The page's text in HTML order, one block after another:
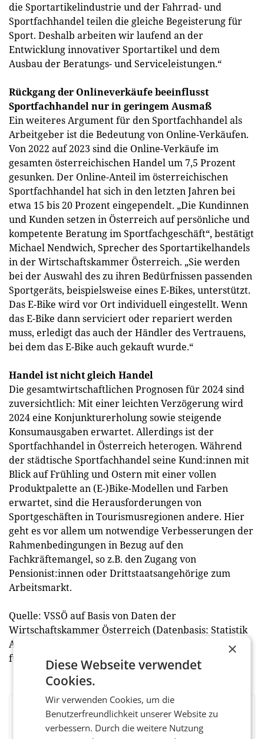
die Sportartikelindustrie und der Fahrrad- und
Sportfachhandel teilen die gleiche Begeisterung für
Sport. Deshalb arbeiten wir laufend an der
Entwicklung innovativer Sportartikel und dem
Ausbau der Beratungs- und Serviceleistungen.“
Rückgang der Onlineverkäufe beeinflusst
Sportfachhandel nur in geringem Ausmaß
Ein weiteres Argument für den Sportfachhandel als
Arbeitgeber ist die Bedeutung von Online-Verkäufen.
Von 2022 auf 2023 sind die Online-Verkäufe im
gesamten österreichischen Handel um 7,5 Prozent
gesunken. Der Online-Anteil im österreichischen
Sportfachhandel hat sich in den letzten Jahren bei
etwa 15 bis 20 Prozent eingependelt. „Die Kundinnen
und Kunden setzen in Österreich auf persönliche und
kompetente Beratung im Sportfachgeschäft“, bestätigt
Michael Nendwich, Sprecher des Sportartikelhandels
in der Wirtschaftskammer Österreich. „Sie werden
bei der Auswahl des zu ihren Bedürfnissen passenden
Sportgeräts, beispielsweise eines E-Bikes, unterstützt.
Das E-Bike wird vor Ort individuell eingestellt. Wenn
das E-Bike dann serviciert oder repariert werden
muss, erledigt das auch der Händler des Vertrauens,
bei dem das E-Bike auch gekauft wurde.“
Handel ist nicht gleich Handel
Die gesamtwirtschaftlichen Prognosen für 2024 sind
zuversichtlich: Mit einer leichten Verzögerung wird
2024 eine Konjunkturerholung sowie steigende
Konsumausgaben erwartet. Allerdings ist der
Sportfachhandel in Österreich heterogen. Während
der städtische Sportfachhandel seine Kund:innen mit
Blick auf Frühling und Ostern mit einer vollen
Produktpalette an (E-)Bike-Modellen und Farben
erwartet, sind die Herausforderungen von
Sportgeschäften in Tourismusregionen andere. Hier
geht es vor allem um notwendige Verbesserungen der
Rahmenbedingungen in Bezug auf den
Fachkräftemangel, so z.B. den Zugang von
Pensionist:innen oder Drittstaatsangehörige zum
Arbeitsmarkt.
Quelle: VSSÖ auf Basis von Daten der
Wirtschaftskammer Österreich (Datenbasis: Statistik
Austria, Konjunkturstatistik Berechnungen: Institut
für Österreichs Wirtschaft)
BEWERTEN SIE DIESEN ARTIKEL
×
Diese Webseite verwendet
Cookies.
Wir verwenden Cookies, um die
Benutzerfreundlichkeit unserer Website zu
verbessern. Durch die weitere Nutzung